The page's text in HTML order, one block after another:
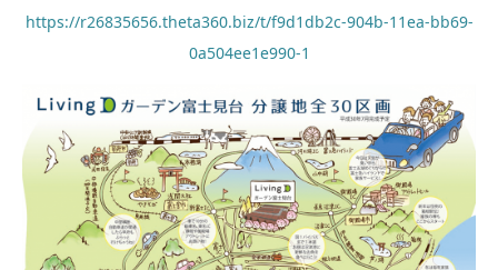
https://r26835656.theta360.biz/t/f9d1db2c-904b-11ea-bb69-
0a504ee1e990-1